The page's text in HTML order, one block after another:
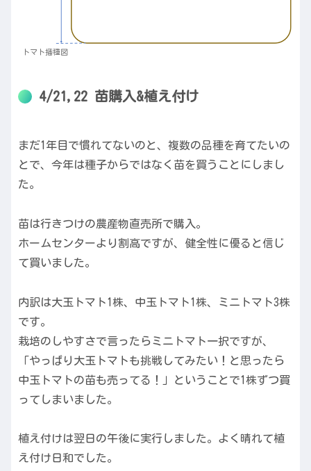
トマト播種図
4/21,22 苗購入&植え付け
まだ1年目で慣れてないのと、複数の品種を育てたいの
とで、今年は種子からではなく苗を買うことにしまし
た。
苗は行きつけの農産物直売所で購入。
ホームセンターより割高ですが、健全性に優ると信じ
て買いました。
内訳は大玉トマト1株、中玉トマト1株、ミニトマト3株
です。
栽培のしやすさで言ったらミニトマト一択ですが、
「やっぱり大玉トマトも挑戦してみたい！と思ったら
中玉トマトの苗も売ってる！」ということで1株ずつ買
ってしまいました。
植え付けは翌日の午後に実行しました。よく晴れて植
え付け日和でした。